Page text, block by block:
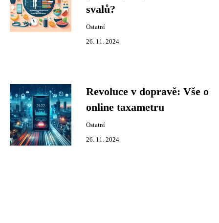
svalů?
Ostatní
26. 11. 2024
Revoluce v dopravě: Vše o
online taxametru
Ostatní
26. 11. 2024